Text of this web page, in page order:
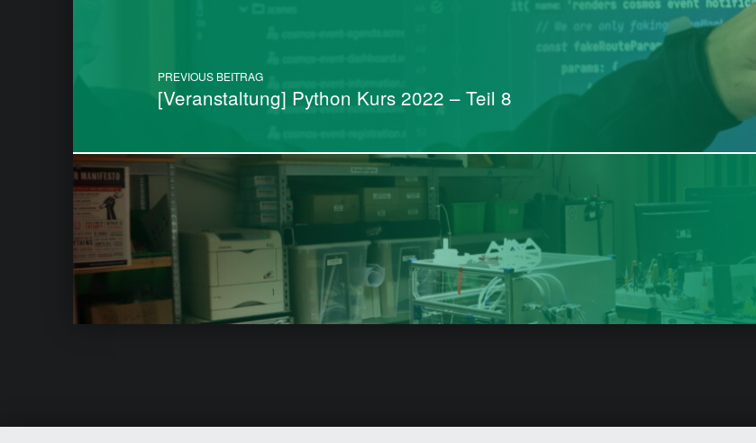
PREVIOUS BEITRAG
[Veranstaltung] Python Kurs 2022 – Teil 8